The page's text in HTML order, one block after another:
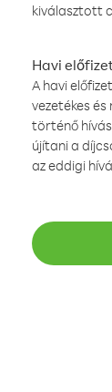
kiválasztott
Havi
A havi
vezetékes
történő
újítani a
az eddigi